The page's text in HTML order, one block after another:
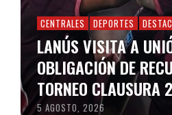
CENTRALES DEPORTES
LANÚS VISITA A
OBLIGACIÓN DE
TORNEO CLAUSURA
5 AGOSTO, 2026